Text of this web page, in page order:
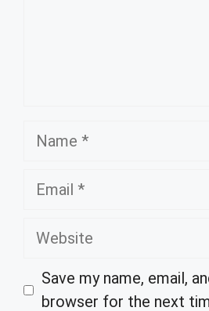
Name
Email
Website
Save my name, email,
browser for the next